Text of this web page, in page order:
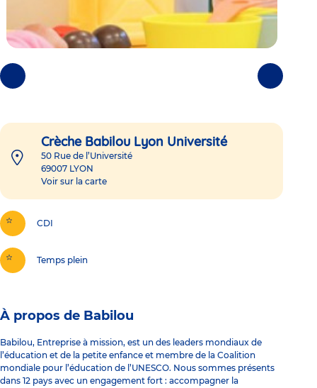
Photos
précédentes
Photos
suivantes
Crèche Babilou Lyon Université
50 Rue de l’Université
69007 LYON
Voir sur la carte
CDI
Temps plein
À propos de Babilou
Babilou, Entreprise à mission, est un des leaders mondiaux de
l’éducation et de la petite enfance et membre de la Coalition
mondiale pour l’éducation de l’UNESCO. Nous sommes présents
dans 12 pays avec un engagement fort : accompagner la